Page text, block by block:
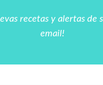
recetas y alertas de
email!